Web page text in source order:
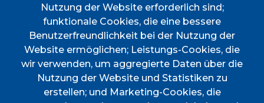
INICI
AJUNTAMENT
DESCOBREIX ESPORLES
VIURE A ESPORLES
Nutzung der Website erforderlich sind;
funktionale Cookies, die eine bessere
Benutzerfreundlichkeit bei der Nutzung der
Website ermöglichen; Leistungs-Cookies, die
wir verwenden, um aggregierte Daten über die
Nutzung der Website und Statistiken zu
erstellen; und Marketing-Cookies, die